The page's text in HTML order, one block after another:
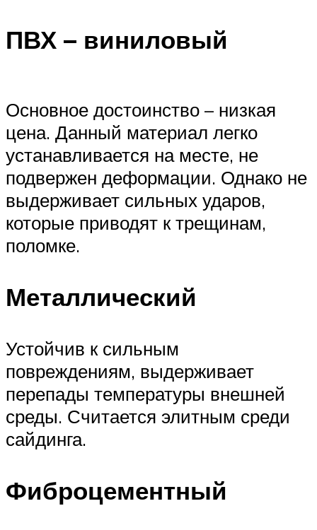
ПВХ – виниловый
Основное достоинство – низкая
цена. Данный материал легко
устанавливается на месте, не
подвержен деформации. Однако не
выдерживает сильных ударов,
которые приводят к трещинам,
поломке.
Металлический
Устойчив к сильным
повреждениям, выдерживает
перепады температуры внешней
среды. Считается элитным среди
сайдинга.
Фиброцементный